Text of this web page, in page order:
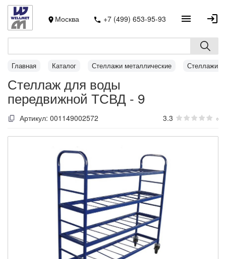
Москва +7 (499) 653-95-93
Главная Каталог Стеллажи металлические Стеллажи
Стеллаж для воды
передвижной ТСВД - 9
Артикул: 001149002572 3.3 0